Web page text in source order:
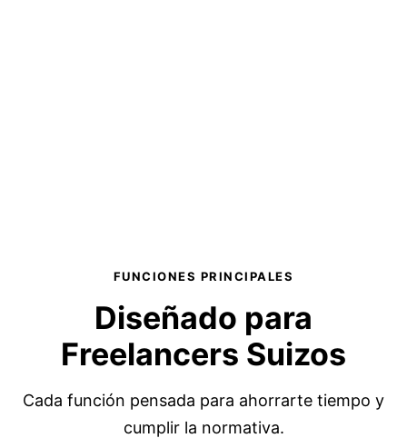
FUNCIONES PRINCIPALES
Diseñado para
Freelancers Suizos
Cada función pensada para ahorrarte tiempo y
cumplir la normativa.